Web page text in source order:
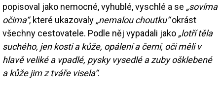
popisoval jako nemocné, vyhublé, vyschlé a se „sovíma
očima“, které ukazovaly „nemalou choutku“okrást
všechny cestovatele. Podle něj vypadali jako „lotří těla
suchého, jen kosti a kůže, opálení a černí, oči měli v
hlavě veliké a vpadlé, pysky vysedlé a zuby ošklebené
a kůže jim z tváře visela“.